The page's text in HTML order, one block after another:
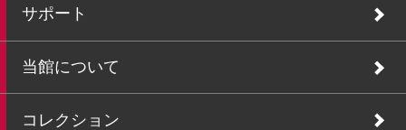
サポート
当館について
コレクション